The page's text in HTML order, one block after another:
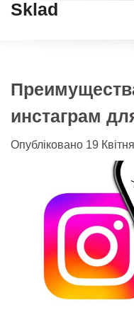
Перейти
Sklad
инстаграм
Опубліковано 19